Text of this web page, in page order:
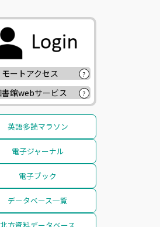
モートアクセス ?
書館webサービス ?
英語多読マラソン
電子ジャーナル
電子ブック
データベース一覧